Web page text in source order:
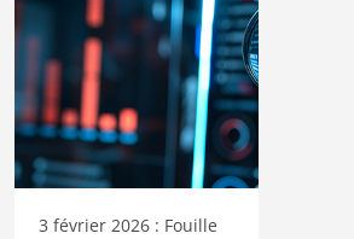
3 février 2026 : Fouille